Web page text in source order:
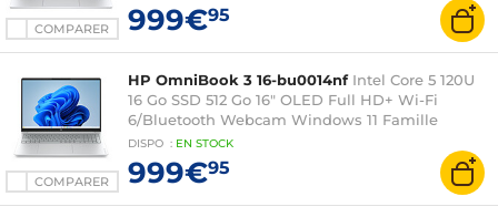
COMPARER 999€95
COMPARER
HP OmniBook 3 16-bu0014nf Intel Core 5 120U
16 Go SSD 512 Go 16" OLED Full HD+ Wi-Fi
6/Bluetooth Webcam Windows 11 Famille
DISPO : EN STOCK
999€95